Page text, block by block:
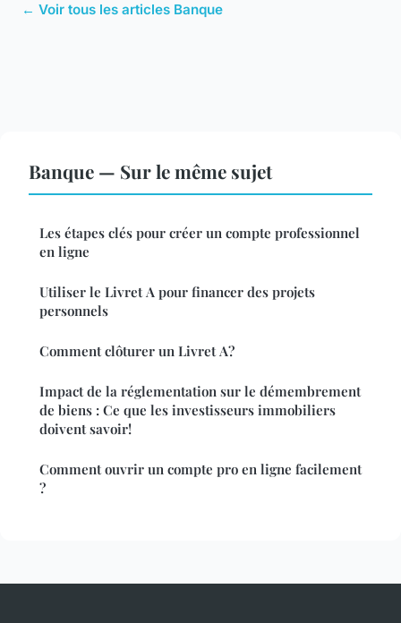
← Voir tous les articles Banque
Banque — Sur le même sujet
Les étapes clés pour créer un compte professionnel
en ligne
Utiliser le Livret A pour financer des projets
personnels
Comment clôturer un Livret A?
Impact de la réglementation sur le démembrement
de biens : Ce que les investisseurs immobiliers
doivent savoir!
Comment ouvrir un compte pro en ligne facilement
?